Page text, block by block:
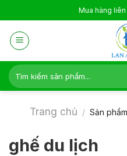
to
content
Mua hàng liên
Tìm
kiếm:
Trang chủ / Sản
ghế du lịch